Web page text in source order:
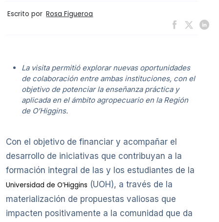
Escrito por Rosa Figueroa
La visita permitió explorar nuevas oportunidades
de colaboración entre ambas instituciones, con el
objetivo de potenciar la enseñanza práctica y
aplicada en el ámbito agropecuario en la Región
de O’Higgins.
Con el objetivo de financiar y acompañar el
desarrollo de iniciativas que contribuyan a la
formación integral de las y los estudiantes de la
Universidad de O’Higgins (UOH), a través de la
materialización de propuestas valiosas que
impacten positivamente a la comunidad que da